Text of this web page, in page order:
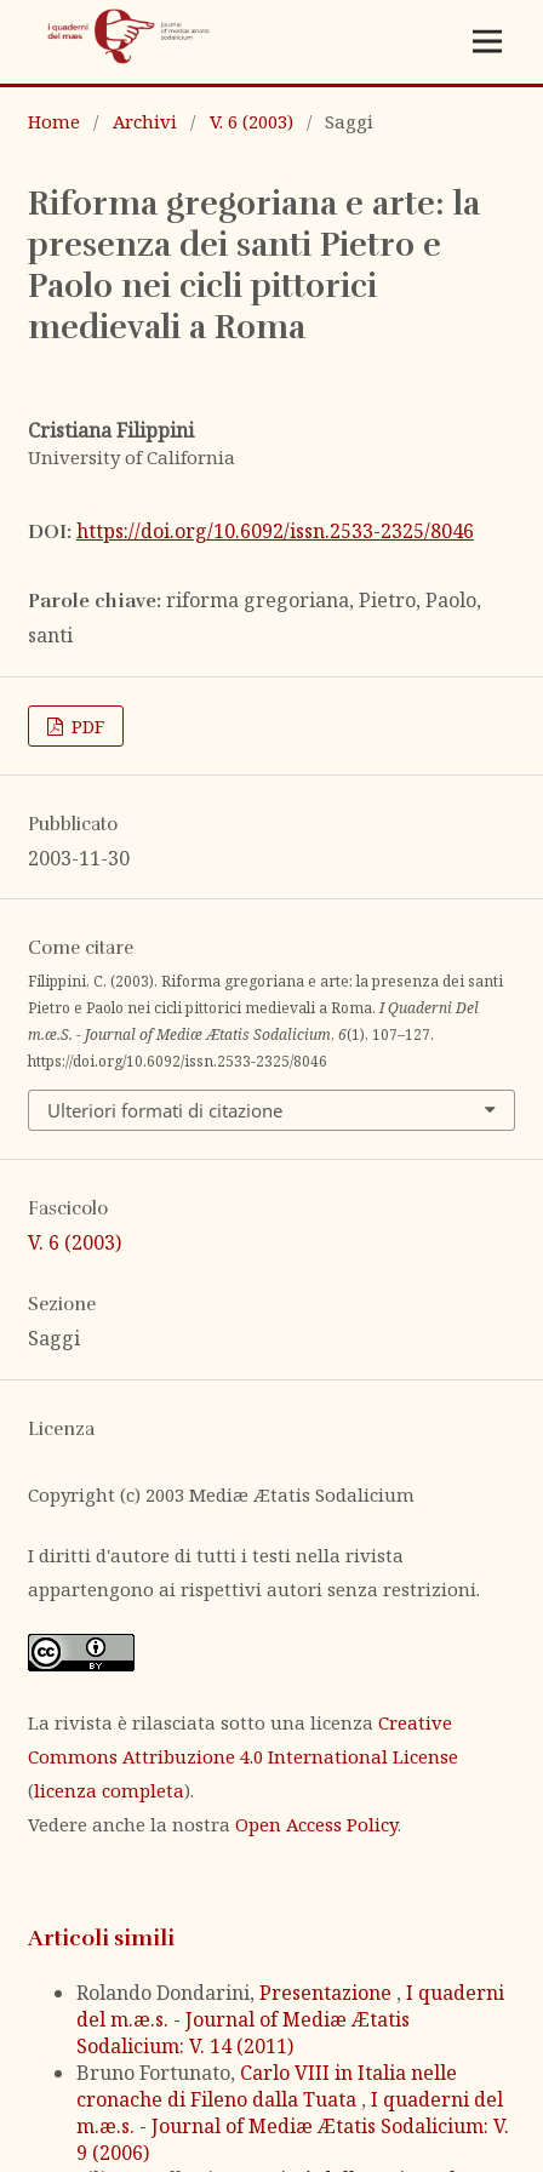
Home / Archivi / V. 6 (2003) / Saggi
Riforma gregoriana e arte: la
presenza dei santi Pietro e
Paolo nei cicli pittorici
medievali a Roma
Cristiana Filippini
University of California
DOI: https://doi.org/10.6092/issn.2533-2325/8046
Parole chiave: riforma gregoriana, Pietro, Paolo,
santi
PDF
Pubblicato
2003-11-30
Come citare
Filippini, C. (2003). Riforma gregoriana e arte: la presenza dei santi
Pietro e Paolo nei cicli pittorici medievali a Roma.I Quaderni Del
m.æ.S. - Journal of Mediæ Ætatis Sodalicium, 6(1), 107–127.
https://doi.org/10.6092/issn.2533-2325/8046
Ulteriori formati di citazione
Fascicolo
V. 6 (2003)
Sezione
Saggi
Licenza
Copyright (c) 2003 Mediæ Ætatis Sodalicium
I diritti d'autore di tutti i testi nella rivista
appartengono ai rispettivi autori senza restrizioni.
La rivista è rilasciata sotto una licenza Creative
Commons Attribuzione 4.0 International License
(licenza completa).
Vedere anche la nostra Open Access Policy.
Articoli simili
Rolando Dondarini, Presentazione , I quaderni
del m.æ.s. - Journal of Mediæ Ætatis
Sodalicium: V. 14 (2011)
Bruno Fortunato, Carlo VIII in Italia nelle
cronache di Fileno dalla Tuata , I quaderni del
m.æ.s. - Journal of Mediæ Ætatis Sodalicium: V.
9 (2006)